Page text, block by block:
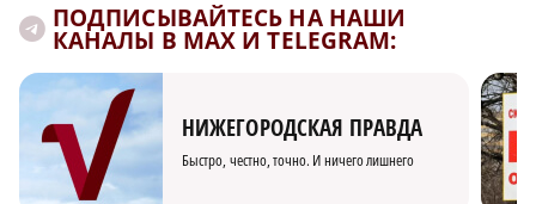
ПОДПИСЫВАЙТЕСЬ НА НАШИ
КАНАЛЫ В MAX И TELEGRAM:
НИЖЕГОРОДСКАЯ ПРАВДА
Быстро, честно, точно. И ничего лишнего